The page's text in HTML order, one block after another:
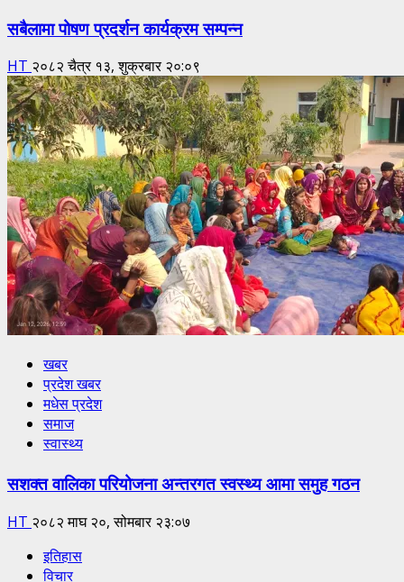
सबैलामा पोषण प्रदर्शन कार्यक्रम सम्पन्न
HT २०८२ चैत्र १३, शुक्रबार २०:०९
खबर
प्रदेश खबर
मधेस प्रदेश
समाज
स्वास्थ्य
सशक्त वालिका परियोजना अन्तरगत स्वस्थ्य आमा समुह गठन
HT २०८२ माघ २०, सोमबार २३:०७
इतिहास
विचार